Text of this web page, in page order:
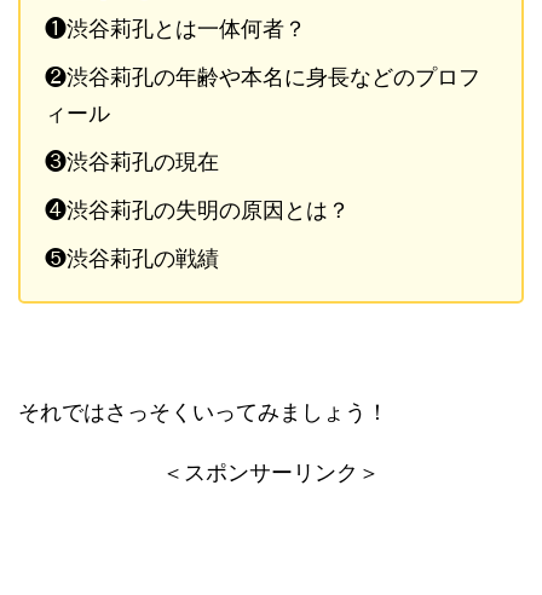
❶渋谷莉孔とは一体何者？
❷渋谷莉孔の年齢や本名に身長などのプロフ
ィール
❸渋谷莉孔の現在
❹渋谷莉孔の失明の原因とは？
❺渋谷莉孔の戦績
それではさっそくいってみましょう！
＜スポンサーリンク＞